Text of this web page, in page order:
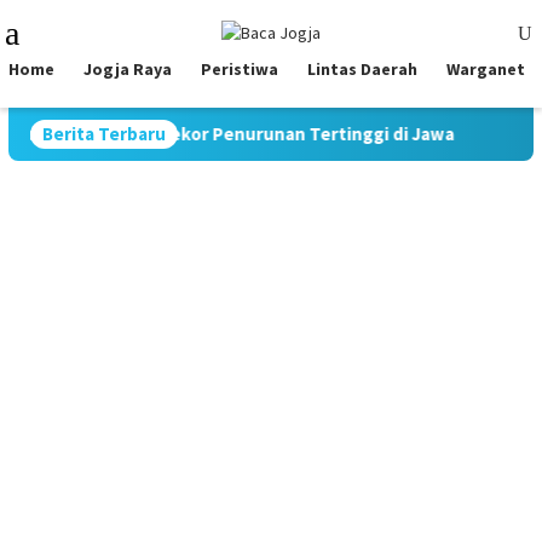
to
content
Menu
Home Jogja Raya Peristiwa Lintas Daerah Warganet
Berita Terbaru
Catat Rekor Penurunan Tertinggi di Jawa Pimpin